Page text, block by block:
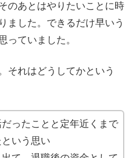
のあとはやりたいことに時
ました。できるだけ早いう
っていました。
それはどうしてかという
ったことと定年近くまで
いう思い